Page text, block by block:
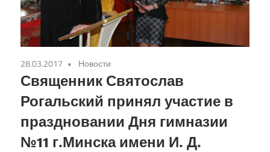
28.03.2017 Новости
Священник Святослав
Рогальский принял участие в
праздновании Дня гимназии
№11 г.Минска имени И. Д.